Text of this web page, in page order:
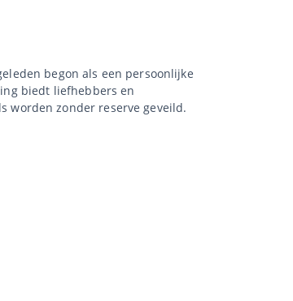
begon als een persoonlijke
biedt liefhebbers en
worden zonder reserve geveild.